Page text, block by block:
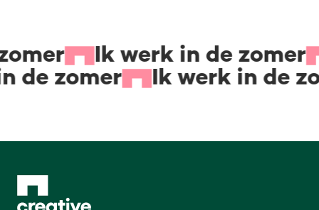
Ik werk in de zomer
de zomer
Ik werk in de